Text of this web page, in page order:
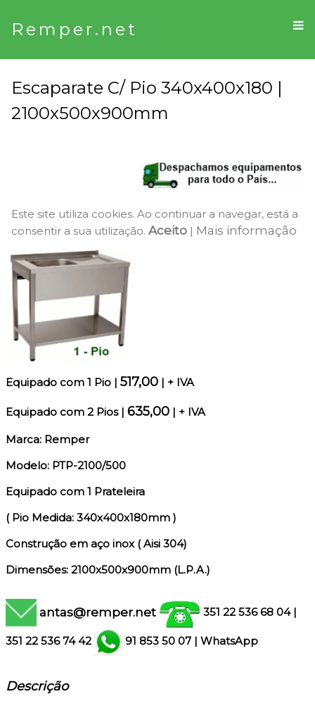
Remper.net
Escaparate C/ Pio 340x400x180 |
2100x500x900mm
Este site utiliza cookies. Ao continuar a navegar, está a
consentir a sua utilização. Aceito | Mais informação
Equipado com 1 Pio | 517,00 | + IVA
Equipado com 2 Pios| 635,00 | + IVA
Marca: Remper
Modelo: PTP-2100/500
Equipado com 1 Prateleira
( Pio Medida: 340x400x180mm )
Construção em aço inox ( Aisi 304)
Dimensões: 2100x500x900mm (L.P.A.)
antas@remper.net 351 22 536 68 04 |
351 22 536 74 42 91 853 50 07 | WhatsApp
Descrição